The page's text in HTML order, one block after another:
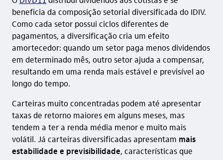
beneficia da composição setorial diversificada do IDIV.
Como cada setor possui ciclos diferentes de
pagamentos, a diversificação cria um efeito
amortecedor: quando um setor paga menos dividendos
em determinado mês, outro setor ajuda a compensar,
resultando em uma renda mais estável e previsível ao
longo do tempo.
Carteiras muito concentradas podem até apresentar
taxas de retorno maiores em alguns meses, mas
tendem a ter a renda média menor e muito mais
volátil. Já carteiras diversificadas apresentam mais
estabilidade e previsibilidade, características que